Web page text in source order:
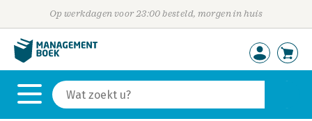
Op werkdagen voor 23:00 besteld, morgen in huis